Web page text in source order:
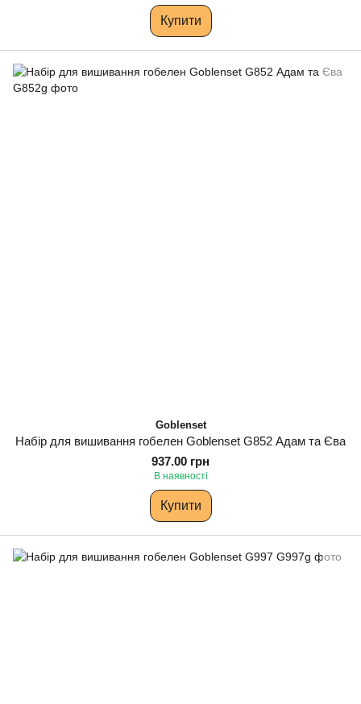
Купити
Goblenset
Набір для вишивання гобелен Goblenset G852 Адам та Єва
937.00 грн
В наявності
Купити